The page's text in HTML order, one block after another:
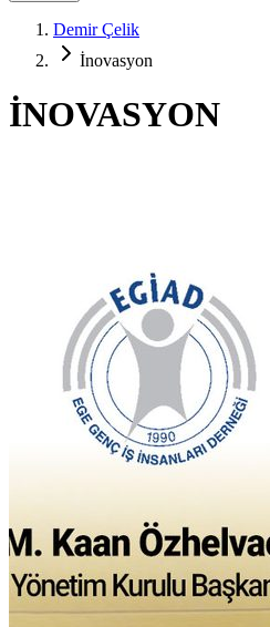
Demir Çelik
İnovasyon
İNOVASYON